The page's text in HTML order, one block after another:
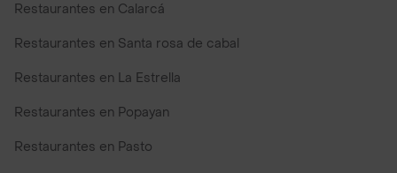
Restaurantes en Calarcá
Restaurantes en Santa rosa de cabal
Restaurantes en La Estrella
Restaurantes en Popayan
Restaurantes en Pasto